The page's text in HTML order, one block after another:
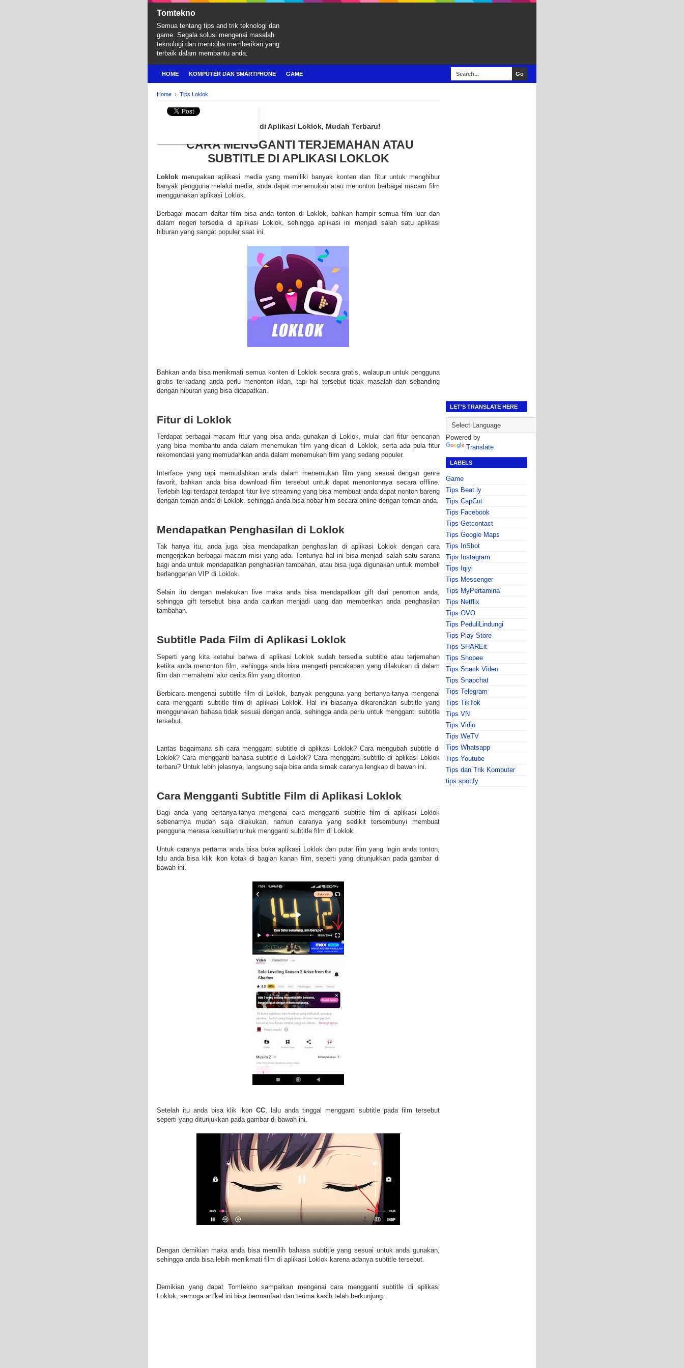
Tomtekno
Semua tentang tips and trik teknologi dan
game. Segala solusi mengenai masalah
teknologi dan mencoba memberikan yang
terbaik dalam membantu anda.
HOME KOMPUTER DAN SMARTPHONE GAME
Home › Tips Loklok
TIPS LOKLOK
Cara Mengganti Subtitle Film di Aplikasi Loklok, Mudah Terbaru!
CARA MENGGANTI TERJEMAHAN ATAU
SUBTITLE DI APLIKASI LOKLOK
Loklokmerupakan aplikasi media yang memiliki banyak konten dan fitur untuk menghibur
banyak pengguna melalui media, anda dapat menemukan atau menonton berbagai macam film
menggunakan aplikasi Loklok.
Berbagai macam daftar film bisa anda tonton di Loklok, bahkan hampir semua film luar dan
dalam negeri tersedia di aplikasi Loklok, sehingga aplikasi ini menjadi salah satu aplikasi
hiburan yang sangat populer saat ini.
Bahkan anda bisa menikmati semua konten di Loklok secara gratis, walaupun untuk pengguna
gratis terkadang anda perlu menonton iklan, tapi hal tersebut tidak masalah dan sebanding
dengan hiburan yang bisa didapatkan.
Fitur di Loklok
Terdapat berbagai macam fitur yang bisa anda gunakan di Loklok, mulai dari fitur pencarian
yang bisa membantu anda dalam menemukan film yang dicari di Loklok, serta ada pula fitur
rekomendasi yang memudahkan anda dalam menemukan film yang sedang populer.
Interface yang rapi memudahkan anda dalam menemukan film yang sesuai dengan genre
favorit, bahkan anda bisa download film tersebut untuk dapat menontonnya secara offline.
Terlebih lagi terdapat terdapat fitur live streaming yang bisa membuat anda dapat nonton bareng
dengan teman anda di Loklok, sehingga anda bisa nobar film secara online dengan teman anda.
Mendapatkan Penghasilan di Loklok
Tak hanya itu, anda juga bisa mendapatkan penghasilan di aplikasi Loklok dengan cara
mengerjakan berbagai macam misi yang ada. Tentunya hal ini bisa menjadi salah satu sarana
bagi anda untuk mendapatkan penghasilan tambahan, atau bisa juga digunakan untuk membeli
berlangganan VIP di Loklok.
Selain itu dengan melakukan live maka anda bisa mendapatkan gift dari penonton anda,
sehingga gift tersebut bisa anda cairkan menjadi uang dan memberikan anda penghasilan
tambahan.
Subtitle Pada Film di Aplikasi Loklok
Seperti yang kita ketahui bahwa di aplikasi Loklok sudah tersedia subtitle atau terjemahan
ketika anda menonton film, sehingga anda bisa mengerti percakapan yang dilakukan di dalam
film dan memahami alur cerita film yang ditonton.
Berbicara mengenai subtitle film di Loklok, banyak pengguna yang bertanya-tanya mengenai
cara mengganti subtitle film di aplikasi Loklok. Hal ini biasanya dikarenakan subtitle yang
menggunakan bahasa tidak sesuai dengan anda, sehingga anda perlu untuk mengganti subtitle
tersebut.
Lantas bagaimana sih cara mengganti subtitle di aplikasi Loklok? Cara mengubah subtitle di
Loklok? Cara mengganti bahasa subtitle di Loklok? Cara mengganti subtitle di aplikasi Loklok
terbaru? Untuk lebih jelasnya, langsung saja bisa anda simak caranya lengkap di bawah ini.
Cara Mengganti Subtitle Film di Aplikasi Loklok
Bagi anda yang bertanya-tanya mengenai cara mengganti subtitle film di aplikasi Loklok
sebenarnya mudah saja dilakukan, namun caranya yang sedikit tersembunyi membuat
pengguna merasa kesulitan untuk mengganti subtitle film di Loklok.
Untuk caranya pertama anda bisa buka aplikasi Loklok dan putar film yang ingin anda tonton,
lalu anda bisa klik ikon kotak di bagian kanan film, seperti yang ditunjukkan pada gambar di
bawah ini.
Setelah itu anda bisa klik ikonCC, lalu anda tinggal mengganti subtitle pada film tersebut
seperti yang ditunjukkan pada gambar di bawah ini.
Dengan demikian maka anda bisa memilih bahasa subtitle yang sesuai untuk anda gunakan,
sehingga anda bisa lebih menikmati film di aplikasi Loklok karena adanya subtitle tersebut.
Demikian yang dapat Tomtekno sampaikan mengenai cara mengganti subtitle di aplikasi
Loklok, semoga artikel ini bisa bermanfaat dan terima kasih telah berkunjung.
LET'S TRANSLATE HERE
Powered by
Translate
LABELS
Game
Tips Beat.ly
Tips CapCut
Tips Facebook
Tips Getcontact
Tips Google Maps
Tips InShot
Tips Instagram
Tips Iqiyi
Tips Messenger
Tips MyPertamina
Tips Netflix
Tips OVO
Tips PeduliLindungi
Tips Play Store
Tips SHAREit
Tips Shopee
Tips Snack Video
Tips Snapchat
Tips Telegram
Tips TikTok
Tips VN
Tips Vidio
Tips WeTV
Tips Whatsapp
Tips Youtube
Tips dan Trik Komputer
tips spotify